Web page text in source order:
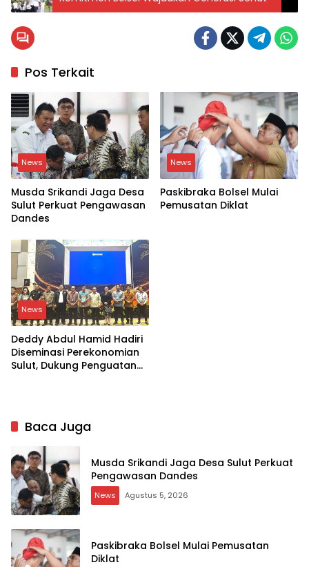
Pos Terkait
News
Musda Srikandi Jaga Desa
Sulut Perkuat Pengawasan
Dandes
News
Paskibraka Bolsel Mulai
Pemusatan Diklat
News
Deddy Abdul Hamid Hadiri
Diseminasi Perekonomian
Sulut, Dukung Penguatan
Baca Juga
Musda Srikandi Jaga Desa Sulut Perkuat
Pengawasan Dandes
News Agustus 5, 2026
Paskibraka Bolsel Mulai Pemusatan
Diklat